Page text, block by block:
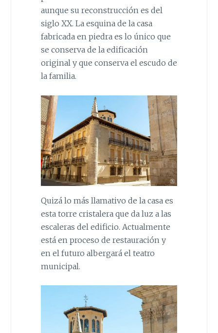
aunque su reconstrucción es del
siglo XX. La esquina de la casa
fabricada en piedra es lo único que
se conserva de la edificación
original y que conserva el escudo de
la familia.
Quizá lo más llamativo de la casa es
esta torre cristalera que da luz a las
escaleras del edificio. Actualmente
está en proceso de restauración y
en el futuro albergará el teatro
municipal.